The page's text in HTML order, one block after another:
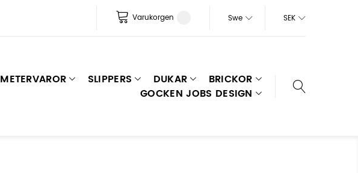
Swe SEK
Varukorgen
METERVAROR SLIPPERS DUKAR
BRICKOR
GOCKEN JOBS DESIGN